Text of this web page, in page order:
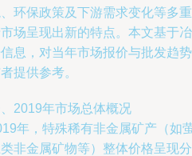
环保政策及下游需求变化等多
场呈现出新的特点。本文基于
息，对当年市场报价与批发趋
提供参考。
2019年市场总体概况
年，特殊稀有非金属矿产（如
非金属矿物等）整体价格呈现